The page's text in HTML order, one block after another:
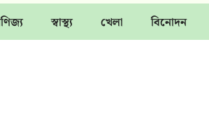
স্বাস্থ্য খেলা বিনোদন